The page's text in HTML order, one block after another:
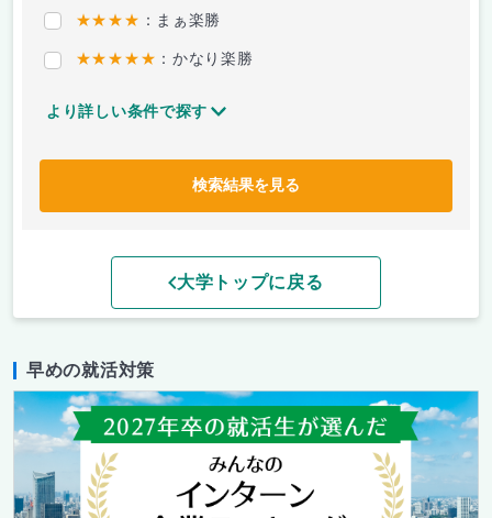
★★★★ ：まぁ楽勝
★★★★★ ：かなり楽勝
より詳しい条件で探す
検索結果を見る
大学トップに戻る
早めの就活対策